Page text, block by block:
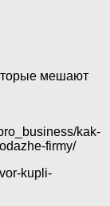
мешают
kak-
firmy/
kupli-